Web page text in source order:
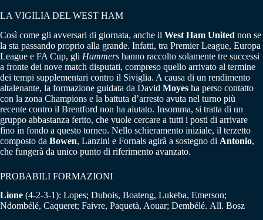
LA VIGILIA DEL WEST HAM
Così come gli avversari di giornata, anche il West Ham United non se
la sta passando proprio alla grande. Infatti, tra Premier League, Europa
League e FA Cup, gli Hammers hanno raccolto solamente tre successi
a fronte dei nove match disputati, compreso quello arrivato al termine
dei tempi supplementari contro il Siviglia. A causa di un rendimento
altalenante, la formazione guidata da David Moyes ha perso contatto
con la zona Champions e la battuta d’arresto avuta nel turno più
recente contro il Brentford non ha aiutato. Insomma, si tratta di un
gruppo abbastanza ferito, che vuole cercare a tutti i posti di arrivare
fino in fondo a questo torneo. Nello schieramento iniziale, il terzetto
composto da Bowen, Lanzini e Fornals agirà a sostegno di Antonio,
che fungerà da unico punto di riferimento avanzato.
PROBABILI FORMAZIONI
Lione (4-2-3-1): Lopes; Dubois, Boateng, Lukeba, Emerson;
Ndombélé, Caqueret; Faivre, Paquetà, Aouar; Dembélé. All. Bosz